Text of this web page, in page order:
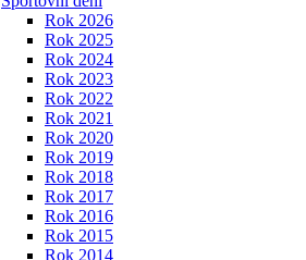
Rok 2026
Rok 2025
Rok 2024
Rok 2023
Rok 2022
Rok 2021
Rok 2020
Rok 2019
Rok 2018
Rok 2017
Rok 2016
Rok 2015
Rok 2014